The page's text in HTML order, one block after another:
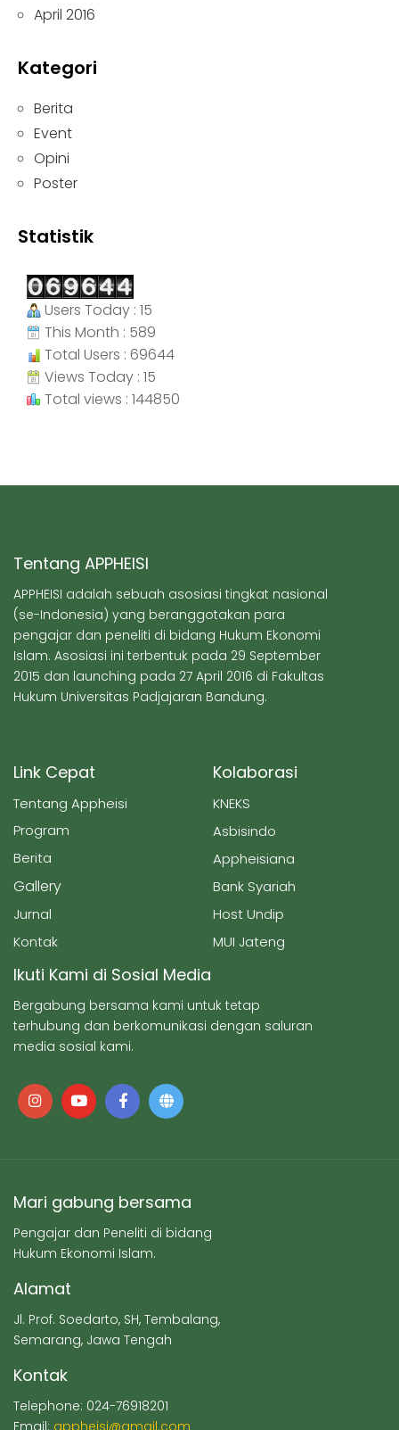
April 2016
Kategori
Berita
Event
Opini
Poster
Statistik
Users Today : 15
This Month : 589
Total Users : 69644
Views Today : 15
Total views : 144850
Tentang APPHEISI
APPHEISI adalah sebuah asosiasi tingkat nasional
(se-Indonesia) yang beranggotakan para
pengajar dan peneliti di bidang Hukum Ekonomi
Islam. Asosiasi ini terbentuk pada 29 September
2015 dan launching pada 27 April 2016 di Fakultas
Hukum Universitas Padjajaran Bandung.
Link Cepat
Tentang Appheisi
Program
Berita
Gallery
Jurnal
Kontak
Kolaborasi
KNEKS
Asbisindo
Appheisiana
Bank Syariah
Host Undip
MUI Jateng
Ikuti Kami di Sosial Media
Bergabung bersama kami untuk tetap
terhubung dan berkomunikasi dengan saluran
media sosial kami.
Mari gabung bersama
Pengajar dan Peneliti di bidang
Hukum Ekonomi Islam.
Alamat
Jl. Prof. Soedarto, SH, Tembalang,
Semarang, Jawa Tengah
Kontak
Telephone: 024-76918201
Email: appheisi@gmail.com